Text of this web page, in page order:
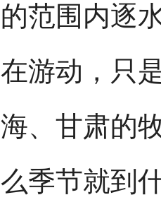
的范围内逐
在游动，只
海、甘肃的
么季节就到